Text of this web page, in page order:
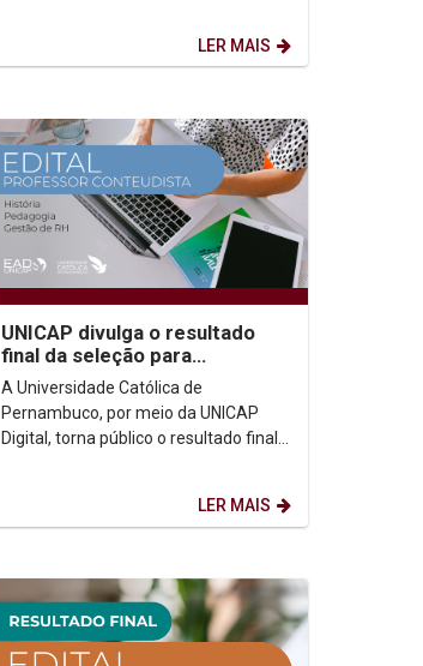
LER MAIS
UNICAP divulga o resultado
final da seleção para
professores conteudistas EaD
Edital 2023/02
A Universidade Católica de
Pernambuco, por meio da UNICAP
Digital, torna público o resultado final
LER MAIS